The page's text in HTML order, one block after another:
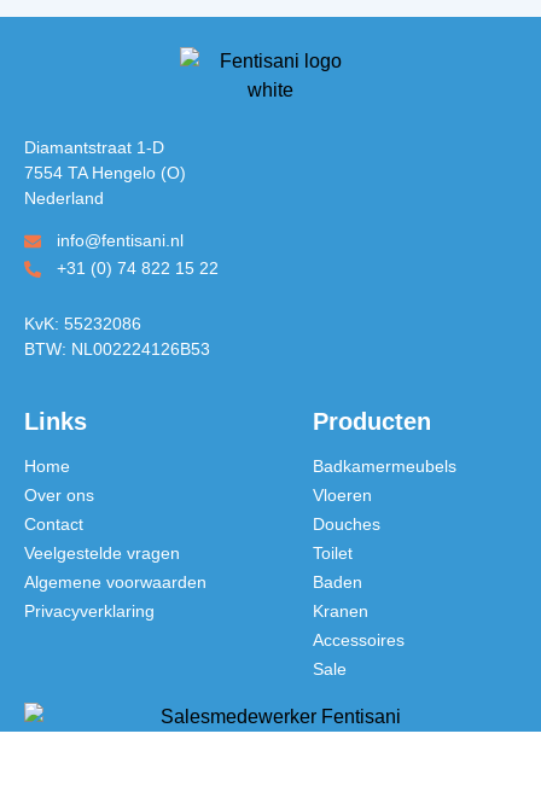
Diamantstraat 1-D
7554 TA Hengelo (O)
Nederland
info@fentisani.nl
+31 (0) 74 822 15 22
KvK: 55232086
BTW: NL002224126B53
Links
Home
Over ons
Contact
Veelgestelde vragen
Algemene voorwaarden
Privacyverklaring
Producten
Badkamermeubels
Vloeren
Douches
Toilet
Baden
Kranen
Accessoires
Sale